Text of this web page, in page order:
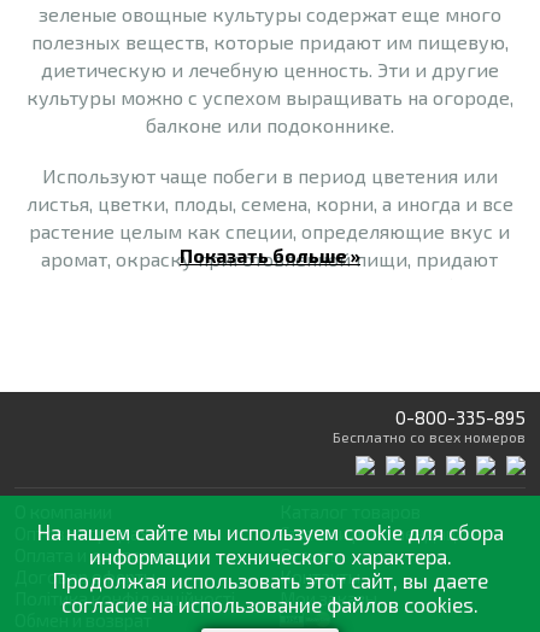
зеленые овощные культуры содержат еще много
полезных веществ, которые придают им пищевую,
диетическую и лечебную ценность. Эти и другие
культуры можно с успехом выращивать на огороде,
балконе или подоконнике.
Используют чаще побеги в период цветения или
листья, цветки, плоды, семена, корни, а иногда и все
растение целым как специи, определяющие вкус и
аромат, окраску приготовленной пищи, придают
некоторые полезные составные части теряются при
сушке и других видах обработки.
Показать больше »
0-800-335-895
Бесплатно со всех номеров
Оптовая продажа
Оплата и доставка
Договор оферты
Політика конфіденційності
Обмен и возврат
Статьии рекомендации
Отзывы
Контакты
Мои заказы
На нашем сайте мы используем cookie для сбора
информации технического характера.
Продолжая использовать этот сайт, вы даете
согласие на использование файлов cookies.